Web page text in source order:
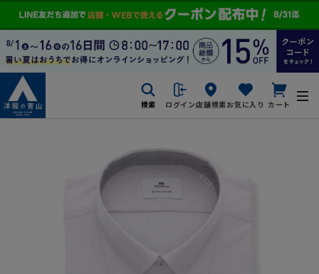
検索 ログイン店舗検索お気に入り カート